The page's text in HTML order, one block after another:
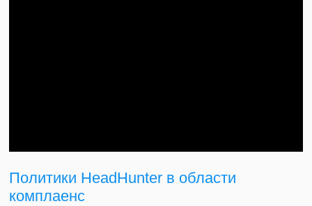
Политики HeadHunter в области
комплаенс